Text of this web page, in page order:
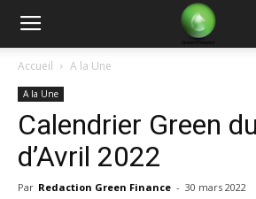
Green
Finance
Accueil A la Une
A la Une
Calendrier Green
d’Avril 2022
Par Redaction Green Finance - 30 mars 2022